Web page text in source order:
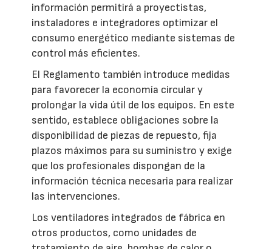
información permitirá a proyectistas,
instaladores e integradores optimizar el
consumo energético mediante sistemas de
control más eficientes.
El Reglamento también introduce medidas
para favorecer la economía circular y
prolongar la vida útil de los equipos. En este
sentido, establece obligaciones sobre la
disponibilidad de piezas de repuesto, fija
plazos máximos para su suministro y exige
que los profesionales dispongan de la
información técnica necesaria para realizar
las intervenciones.
Los ventiladores integrados de fábrica en
otros productos, como unidades de